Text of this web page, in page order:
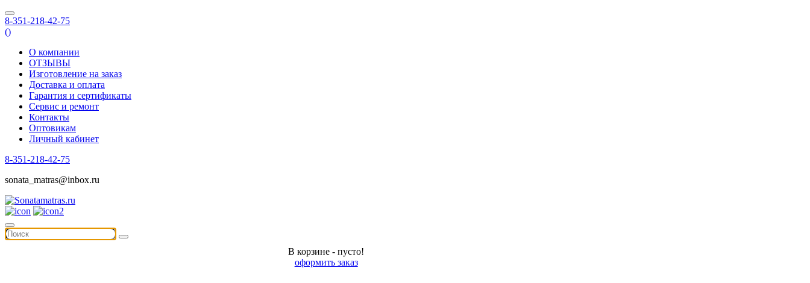
8-351-218-42-75
()
О компании
ОТЗЫВЫ
Изготовление на заказ
Доставка и оплата
Гарантия и сертификаты
Сервис и ремонт
Контакты
Оптовикам
Личный кабинет
8-351-218-42-75
sonata_matras@inbox.ru
В корзине - пусто!
оформить заказ